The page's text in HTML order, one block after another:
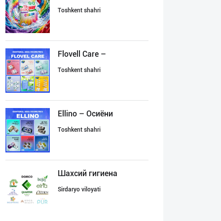
Toshkent shahri
Flovell Care –
Toshkent shahri
Ellino – Осиёни
Toshkent shahri
Шахсий гигиена
Sirdaryo viloyati